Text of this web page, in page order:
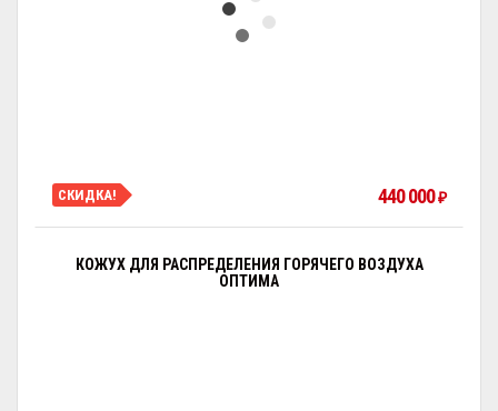
СКИДКА! 440 000₽
КОЖУХ ДЛЯ РАСПРЕДЕЛЕНИЯ ГОРЯЧЕГО ВОЗДУХА
ОПТИМА